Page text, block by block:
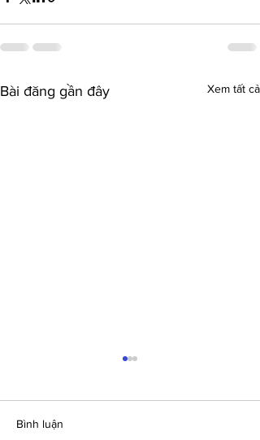
Bài đăng gần đây Xem tất cả
Bình luận